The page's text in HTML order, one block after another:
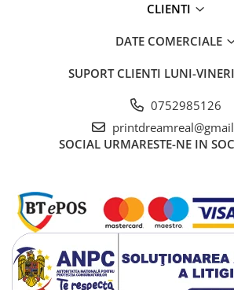
CLIENTI
DATE COMERCIALE
SUPORT CLIENTI LUNI-
0752985126
SOCIAL URMARESTE-NE IN